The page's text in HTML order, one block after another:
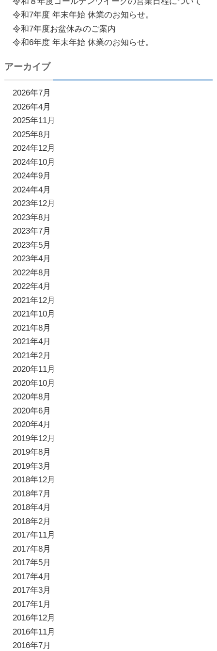
シ
ョ
ン
令和7年度 年末年始 休業のお知らせ。
令和7年度お盆休みのご案内
令和6年度 年末年始 休業のお知らせ。
アーカイブ
2026年7月
2026年4月
2025年11月
2025年8月
2024年12月
2024年10月
2024年9月
2024年4月
2023年12月
2023年8月
2023年7月
2023年5月
2023年4月
2022年8月
2022年4月
2021年12月
2021年10月
2021年8月
2021年4月
2021年2月
2020年11月
2020年10月
2020年8月
2020年6月
2020年4月
2019年12月
2019年8月
2019年3月
2018年12月
2018年7月
2018年4月
2018年2月
2017年11月
2017年8月
2017年5月
2017年4月
2017年3月
2017年1月
2016年12月
2016年11月
2016年7月